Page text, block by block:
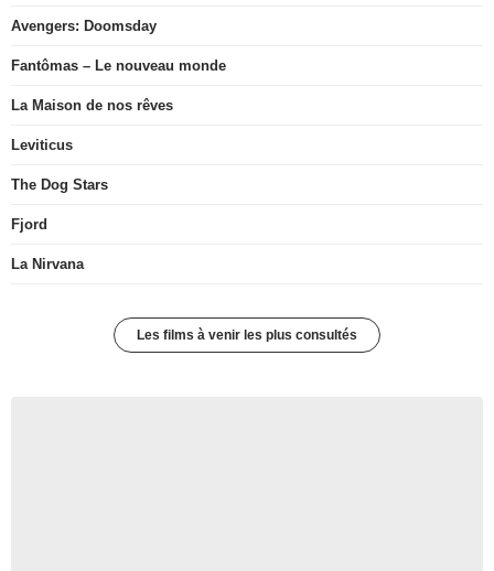
Avengers: Doomsday
Fantômas – Le nouveau monde
La Maison de nos rêves
Leviticus
The Dog Stars
Fjord
La Nirvana
Les films à venir les plus consultés